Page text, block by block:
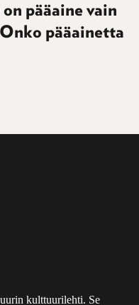
pääaine vain
pääainetta
kulttuurilehti. Se